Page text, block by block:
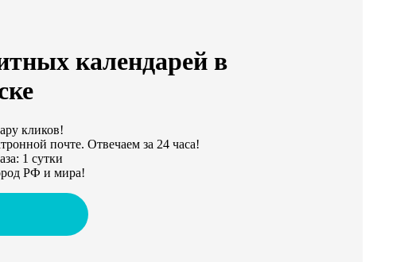
календарей в
кликов!
почте. Отвечаем за 24 часа!
1 сутки
РФ и мира!